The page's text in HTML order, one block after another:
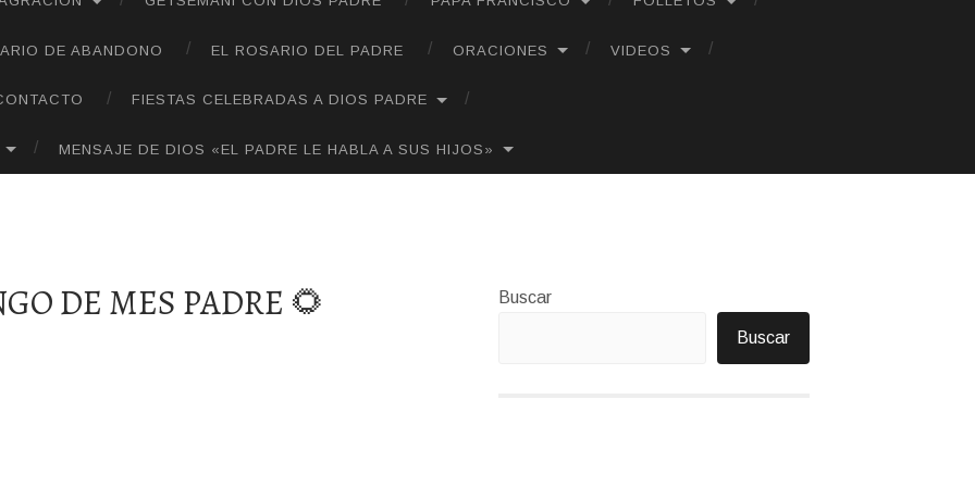
DE ABANDONO EL ROSARIO DEL PADRE ORACIONES VIDEOS
FIESTAS CELEBRADAS A DIOS PADRE
MENSAJE DE DIOS «EL PADRE LE HABLA A SUS HIJOS»
DE MES PADRE 🌻 Buscar
Buscar